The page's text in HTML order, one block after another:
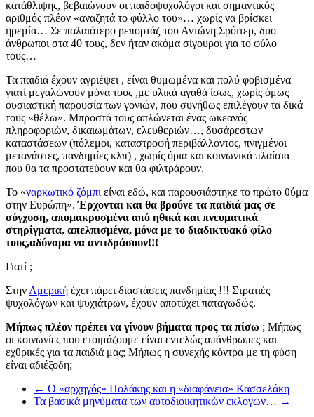
κατάθλιψης, βεβαιώνουν οι παιδοψυχολόγοι και σημαντικός
αριθμός πλέον «αναζητά το φύλλο του»… χωρίς να βρίσκει
ηρεμία… Σε παλαιότερο ρεπορτάζ του Αντώνη Σρόιτερ, δυο
άνθρωποι στα 40 τους, δεν ήταν ακόμα σίγουροι για το φύλο
τους…
Τα παιδιά έχουν αγριέψει , είναι θυμωμένα και πολύ φοβισμένα
γιατί μεγαλώνουν μόνα τους ,με υλικά αγαθά ίσως, χωρίς όμως
ουσιαστική παρουσία των γονιών, που συνήθως επιλέγουν τα δικά
τους «θέλω». Μπροστά τους απλώνεται ένας ωκεανός
πληροφοριών, δικαιωμάτων, ελευθεριών…, δυσάρεστων
καταστάσεων (πόλεμοι, καταστροφή περιβάλλοντος, πνιγμένοι
μετανάστες, πανδημίες κλπ) , χωρίς όρια και κοινωνικά πλαίσια
που θα τα προστατεύουν και θα φιλτράρουν.
Το «ναρκωτικό ζόμπι είναι εδώ, και παρουσιάστηκε το πρώτο θύμα
στην Ευρώπη».Έρχονται και θα βρούνε τα παιδιά μας σε
σύγχυση, απομακρυσμένα από ηθικά και πνευματικά
στηρίγματα, απελπισμένα, μόνα με το διαδικτυακό φίλο
τους,αδύναμα να αντιδράσουν!!!
Γιατί ;
Στην Αμερική έχει πάρει διαστάσεις πανδημίας !!! Στρατιές
ψυχολόγων και ψυχιάτρων, έχουν αποτύχει παταγωδώς.
Μήπως πλέον πρέπει να γίνουν βήματα προς τα πίσω ; Μήπως
οι κοινωνίες που ετοιμάζουμε είναι εντελώς απάνθρωπες και
εχθρικές για τα παιδιά μας; Μήπως η συνεχής κόντρα με τη φύση
είναι αδιέξοδη;
← Ο «αρχηγός» Πολάκης και η «διαφάνεια» Κασσελάκη
Τα βασικά μηνύματα των αυτοδιοικητικών εκλογών… →